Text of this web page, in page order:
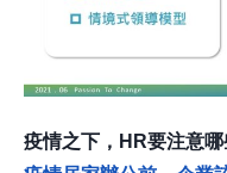
疫情之下，HR要注意哪